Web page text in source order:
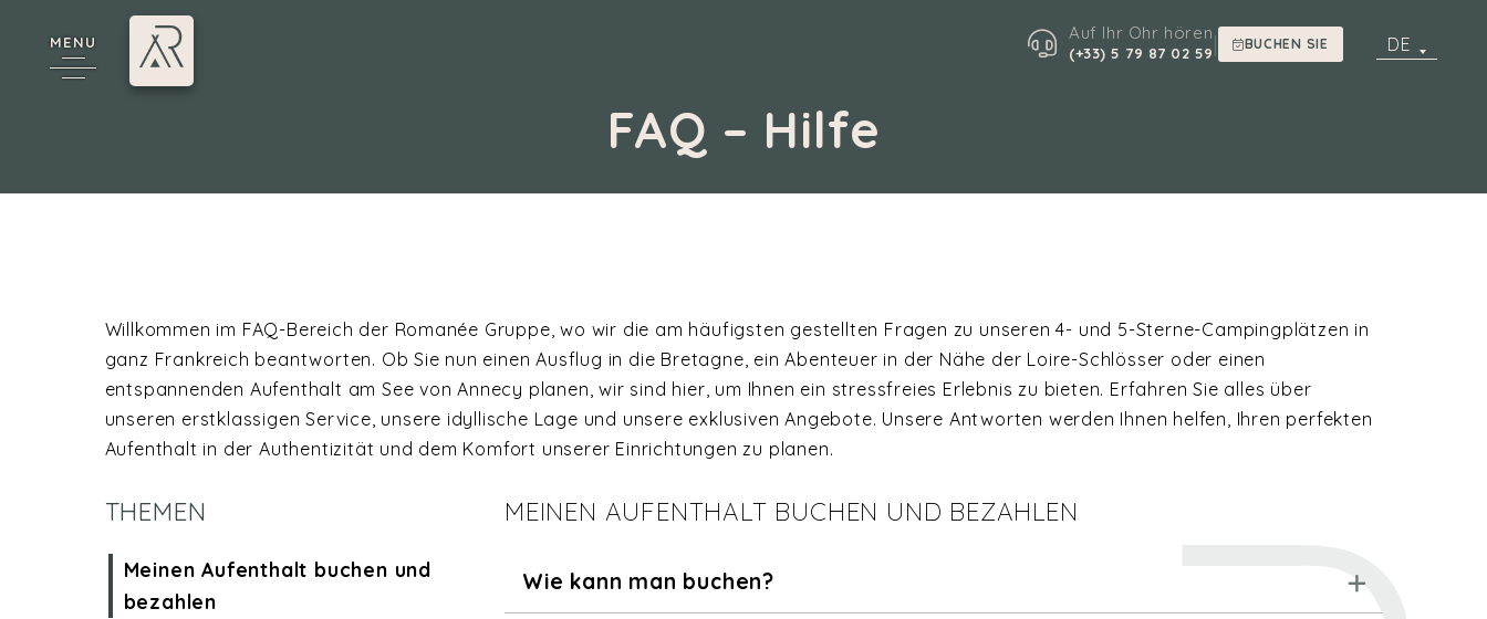
MENU DE
Auf Ihr Ohr hören
(+33) 5 79 87 02 59| BUCHEN SIE
FAQ – Hilfe
Willkommen im FAQ-Bereich der Romanée Gruppe, wo wir die am häufigsten gestellten Fragen zu unseren 4- und 5-Sterne-Campingplätzen in
ganz Frankreich beantworten. Ob Sie nun einen Ausflug in die Bretagne, ein Abenteuer in der Nähe der Loire-Schlösser oder einen
entspannenden Aufenthalt am See von Annecy planen, wir sind hier, um Ihnen ein stressfreies Erlebnis zu bieten. Erfahren Sie alles über
unseren erstklassigen Service, unsere idyllische Lage und unsere exklusiven Angebote. Unsere Antworten werden Ihnen helfen, Ihren perfekten
Aufenthalt in der Authentizität und dem Komfort unserer Einrichtungen zu planen.
THEMEN
Meinen Aufenthalt buchen und
bezahlen
MEINEN AUFENTHALT BUCHEN UND BEZAHLEN
Wie kann man buchen?